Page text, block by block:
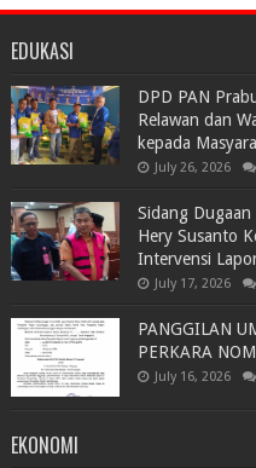
EDUKASI
DPD PAN
Relawan dan
kepada
July 26, 2026
Sidang
Hery Susanto
Intervensi
July 17, 2026
PANGGILAN
PERKARA
July 16, 2026
EKONOMI